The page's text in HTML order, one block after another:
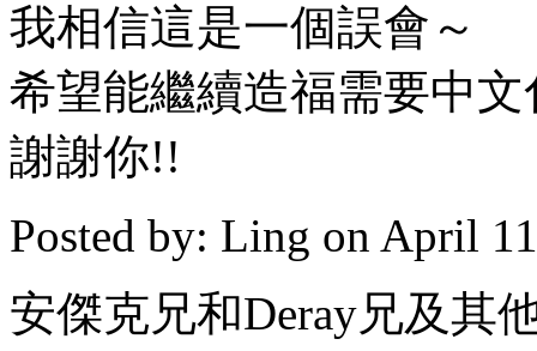
我相信這是一個誤會～
希望能繼續造福需要中
謝謝你!!
Posted by: Ling on April
安傑克兄和Deray兄及其